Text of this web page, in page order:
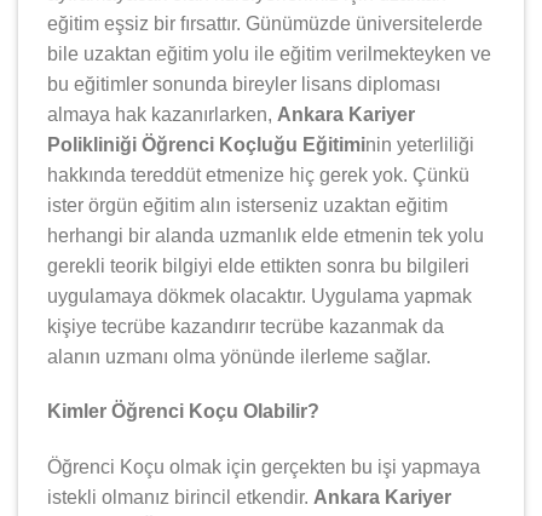
eğitim eşsiz bir fırsattır. Günümüzde üniversitelerde
bile uzaktan eğitim yolu ile eğitim verilmekteyken ve
bu eğitimler sonunda bireyler lisans diploması
almaya hak kazanırlarken, Ankara Kariyer
Polikliniği Öğrenci Koçluğu Eğitiminin yeterliliği
hakkında tereddüt etmenize hiç gerek yok. Çünkü
ister örgün eğitim alın isterseniz uzaktan eğitim
herhangi bir alanda uzmanlık elde etmenin tek yolu
gerekli teorik bilgiyi elde ettikten sonra bu bilgileri
uygulamaya dökmek olacaktır. Uygulama yapmak
kişiye tecrübe kazandırır tecrübe kazanmak da
alanın uzmanı olma yönünde ilerleme sağlar.
Kimler Öğrenci Koçu Olabilir?
Öğrenci Koçu olmak için gerçekten bu işi yapmaya
istekli olmanız birincil etkendir. Ankara Kariyer